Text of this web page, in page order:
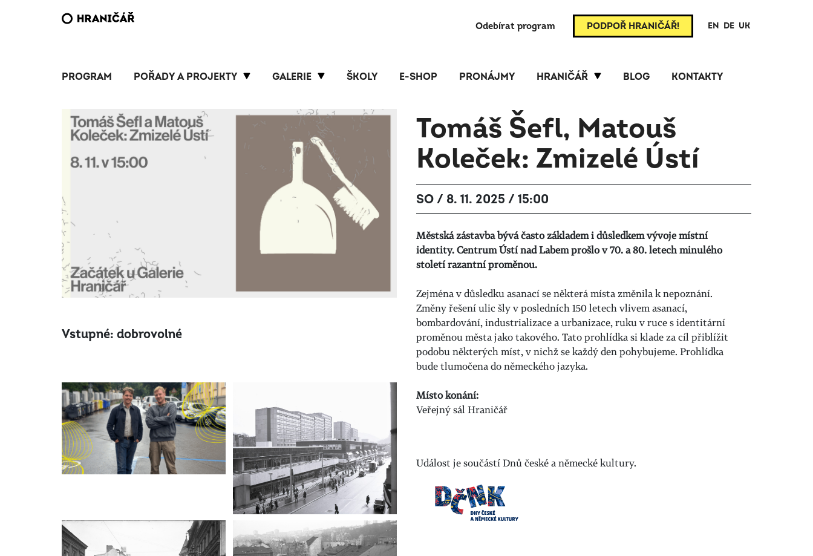
Odebírat program PODPOŘ HRANIČÁŘ! EN DE UK
PROGRAM POŘADY A PROJEKTY GALERIE ŠKOLY E-SHOP PRONÁJMY HRANIČÁŘ BLOG KONTAKTY
Tomáš Šefl, Matouš
Koleček: Zmizelé Ústí
SO / 8. 11. 2025 / 15:00
Městská zástavba bývá často základem i důsledkem vývoje místní
identity. Centrum Ústí nad Labem prošlo v 70. a 80. letech minulého
století razantní proměnou.
Zejména v důsledku asanací se některá místa změnila k nepoznání.
Změny řešení ulic šly v posledních 150 letech vlivem asanací,
bombardování, industrializace a urbanizace, ruku v ruce s identitární
proměnou města jako takového. Tato prohlídka si klade za cíl přiblížit
podobu některých míst, v nichž se každý den pohybujeme. Prohlídka
bude tlumočena do německého jazyka.
Místo konání:
Veřejný sál Hraničář
Událost je součástí Dnů české a německé kultury.
Vstupné: dobrovolné